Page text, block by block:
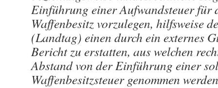
Einführung einer Aufwandsteuer für
Waffenbesitz vorzulegen, hilfsweise
(Landtag) einen durch ein externes
Bericht zu erstatten, aus welchen
Abstand von der Einführung einer
Waffenbesitzsteuer genommen